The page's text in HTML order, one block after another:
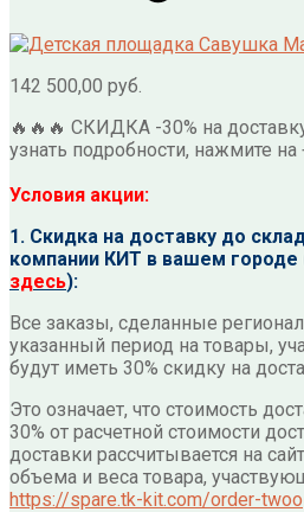
142 500,00 руб.
🔥🔥🔥 СКИДКА -30% на
узнать подробности, нажмите на
Условия акции:
1. Скидка на доставку до
компании КИТ в вашем городе
здесь):
Все заказы, сделанные
указанный период на товары,
будут иметь 30% скидку на
Это означает, что стоимость
30% от расчетной стоимости
доставки рассчитывается на
объема и веса товара,
https://spare.tk-kit.com/order-twoo